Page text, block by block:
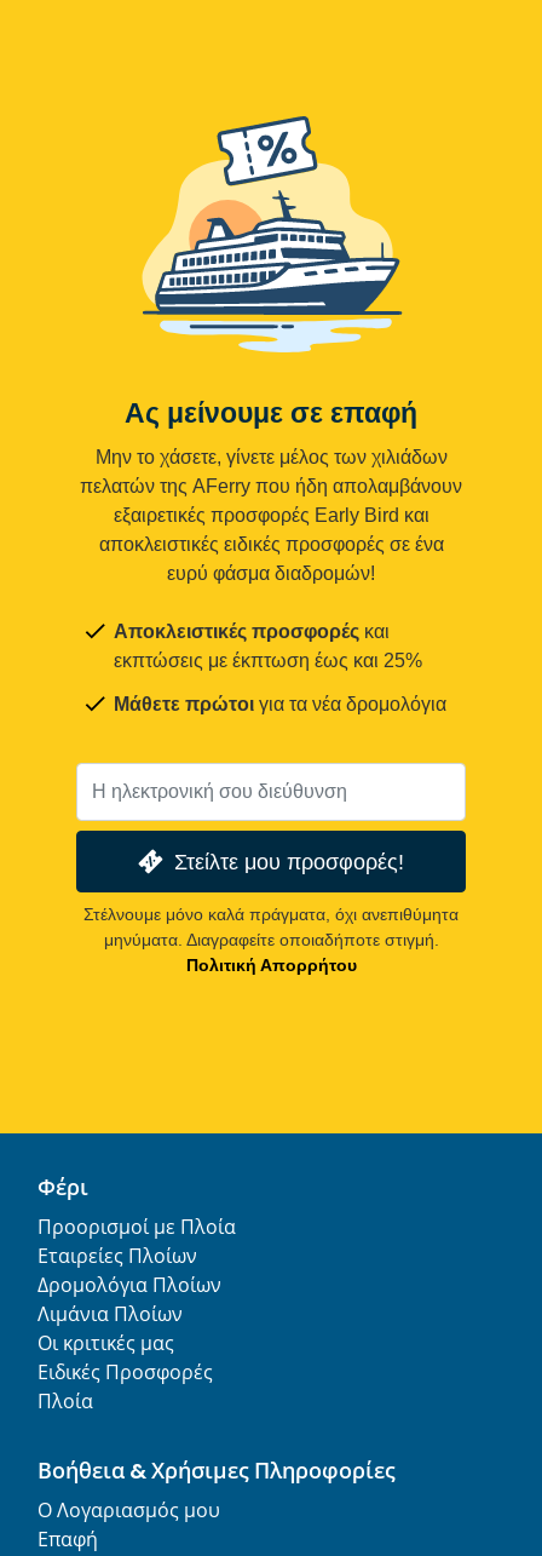
Ας μείνουμε σε επαφή
Μην το χάσετε, γίνετε μέλος των χιλιάδων
πελατών της AFerry που ήδη απολαμβάνουν
εξαιρετικές προσφορές Early Bird και
αποκλειστικές ειδικές προσφορές σε ένα
ευρύ φάσμα διαδρομών!
Αποκλειστικές προσφορές και
εκπτώσεις με έκπτωση έως και 25%
Μάθετε πρώτοι για τα νέα δρομολόγια
Στείλτε μου προσφορές!
Στέλνουμε μόνο καλά πράγματα, όχι ανεπιθύμητα
μηνύματα. Διαγραφείτε οποιαδήποτε στιγμή.
Πολιτική Απορρήτου
Φέρι
Προορισμοί με Πλοία
Εταιρείες Πλοίων
Δρομολόγια Πλοίων
Λιμάνια Πλοίων
Οι κριτικές μας
Ειδικές Προσφορές
Πλοία
Βοήθεια & Χρήσιμες Πληροφορίες
Ο Λογαριασμός μου
Επαφή